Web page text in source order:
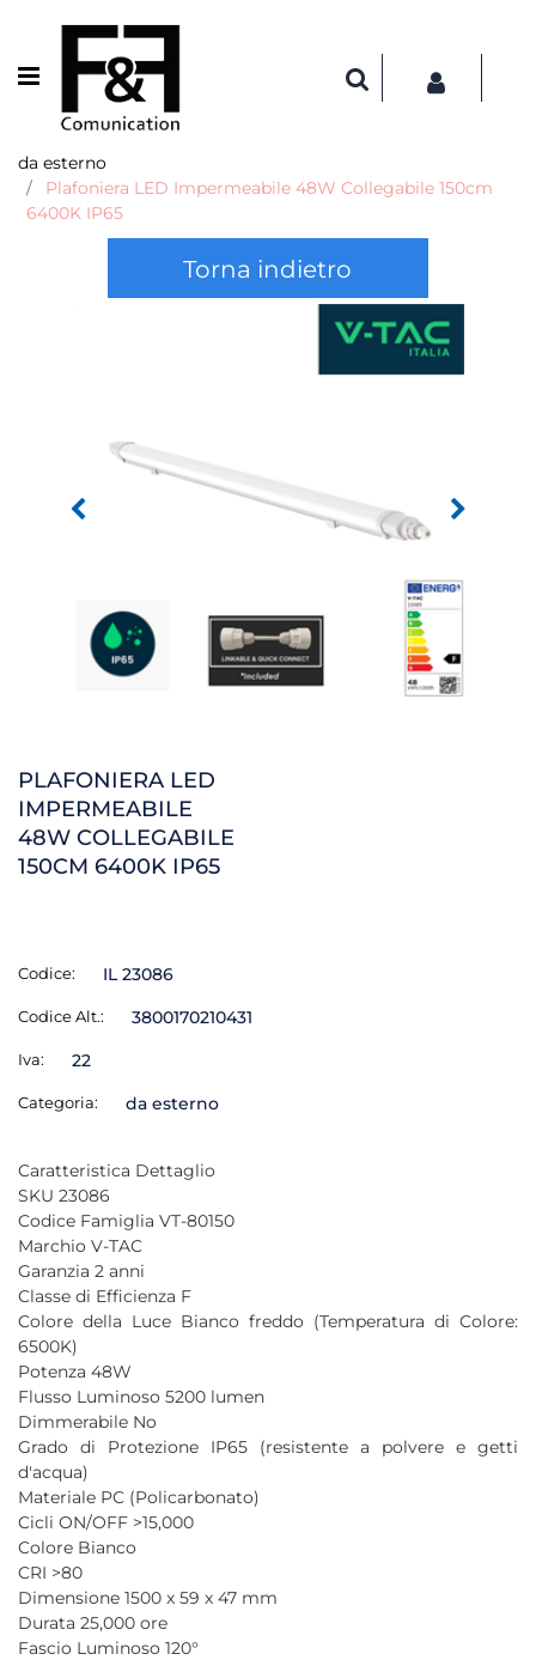
Open menu
da esterno
Plafoniera LED Impermeabile 48W Collegabile 150cm
6400K IP65
Torna indietro
PLAFONIERA LED
IMPERMEABILE
48W COLLEGABILE
150CM 6400K IP65
Codice: IL 23086
Codice Alt.: 3800170210431
Iva: 22
Categoria: da esterno
Caratteristica Dettaglio
SKU 23086
Codice Famiglia VT-80150
Marchio V-TAC
Garanzia 2 anni
Classe di Efficienza F
Colore della Luce Bianco freddo (Temperatura di Colore:
6500K)
Potenza 48W
Flusso Luminoso 5200 lumen
Dimmerabile No
Grado di Protezione IP65 (resistente a polvere e getti
d'acqua)
Materiale PC (Policarbonato)
Cicli ON/OFF >15,000
Colore Bianco
CRI >80
Dimensione 1500 x 59 x 47 mm
Durata 25,000 ore
Fascio Luminoso 120°